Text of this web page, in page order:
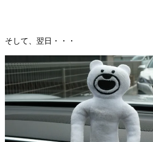
そして、翌日・・・